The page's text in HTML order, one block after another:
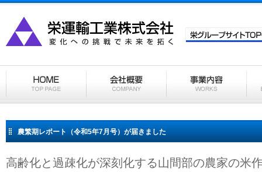
農繁期レポート（令和5年7月号）が届きました
高齢化と過疎化が深刻化する山間部の農家の米